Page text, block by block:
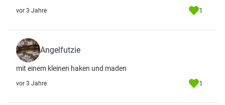
vor 3 Jahre 1
Angelfutzie
mit einem kleinen haken und maden
vor 3 Jahre 1